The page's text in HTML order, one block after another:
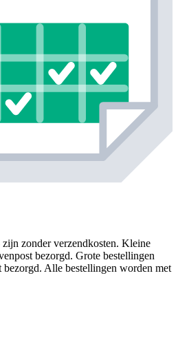
zonder verzendkosten. Kleine
bezorgd. Grote bestellingen
Alle bestellingen worden met